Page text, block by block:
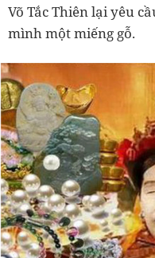
Võ Tắc Thiên lại yêu
mình một miếng gỗ.